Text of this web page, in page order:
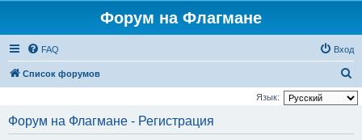
Форум на Флагмане
FAQ Вход
Список форумов
о
Язык:
Форум на Флагмане - Регистрация